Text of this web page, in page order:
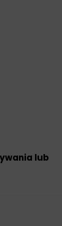
lub